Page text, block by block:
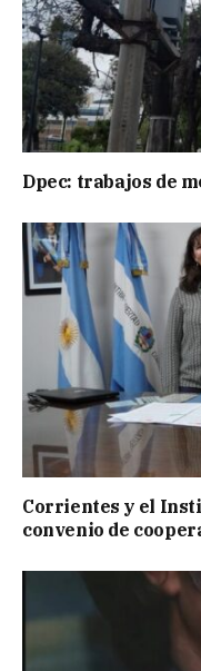
Dpec: trabajos de
Corrientes y el
convenio de